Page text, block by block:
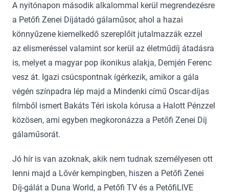
A nyitónapon második alkalommal kerül megrendezésre
a Petőfi Zenei Díjátadó gálaműsor, ahol a hazai
könnyűzene kiemelkedő szereplőit jutalmazzák ezzel
az elismeréssel valamint sor kerül az életműdíj átadásra
is, melyet a magyar pop ikonikus alakja, Demjén Ferenc
vesz át. Igazi csúcspontnak ígérkezik, amikor a gála
végén színpadra lép majd a Mindenki című Oscar-díjas
filmből ismert Bakáts Téri iskola kórusa a Halott Pénzzel
közösen, ami egyben megkoronázza a Petőfi Zenei Díj
gálaműsorát.
Jó hír is van azoknak, akik nem tudnak személyesen ott
lenni majd a Lővér kempingben, hiszen a Petőfi Zenei
Díj-gálát a Duna World, a Petőfi TV és a PetőfiLIVE